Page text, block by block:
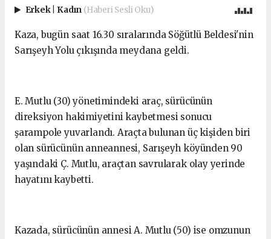
Erkek Kadın (Haberi Sesli Oku)
Kaza, bugün saat 16.30 sıralarında Söğütlü Beldesi'nin
Sarışeyh Yolu çıkışında meydana geldi.
E. Mutlu (30) yönetimindeki araç, sürücünün
direksiyon hakimiyetini kaybetmesi sonucu
şarampole yuvarlandı. Araçta bulunan üç kişiden biri
olan sürücünün anneannesi, Sarışeyh köyünden 90
yaşındaki Ç. Mutlu, araçtan savrularak olay yerinde
hayatını kaybetti.
Kazada, sürücünün annesi A. Mutlu (50) ise omzunun